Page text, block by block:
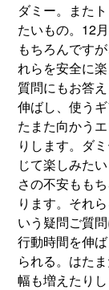
ダミー。また
たいもの。12
もちろんです
れらを安全に
質問にもお答
伸ばし、使う
たまた向かう
りします。ダ
じて楽しみた
さの不安もも
ります。それ
いう疑問ご質
行動時間を伸
られる。はた
幅も増えたりし